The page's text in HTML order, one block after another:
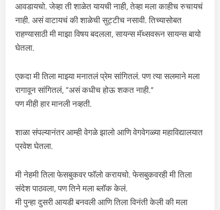
आवडायचो. जेव्हा ती शाळेत यायची नाही, तेव्हा मला काहीच रुचायचं
नाही. असं वाटायचं की शाळेची सुट्टीच नसावी. तिच्यासोबत
राहण्यासाठी मी माझा विषय बदलला, सायन्स मॅथ्सवरून सायन्स बायो
घेतला.
एकदा मी तिला माझ्या मनातलं प्रेम सांगितलं. पण त्या सलमाने मला
रागावून सांगितलं, “असं कधीच होऊ शकत नाही.”
पण मीही हार मानली नव्हती.
शाळा संपल्यानंतर आम्ही वेगळे झालो आणि वेगवेगळ्या महाविद्यालयात
प्रवेश घेतला.
मी नेहमी तिला फेसबुकवर फॉलो करायचो. फेसबुकवरही मी तिला
संदेश पाठवला, पण तिने मला ब्लॉक केलं.
मी पुन्हा दुसरी आयडी बनवली आणि तिला विनंती केली की मला